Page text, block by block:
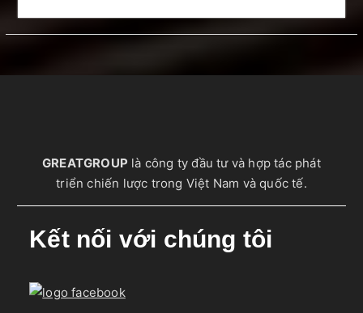
GREATGROUP là công ty đầu tư và hợp tác phát
triển chiến lược trong Việt Nam và quốc tế.
Kết nối với chúng tôi